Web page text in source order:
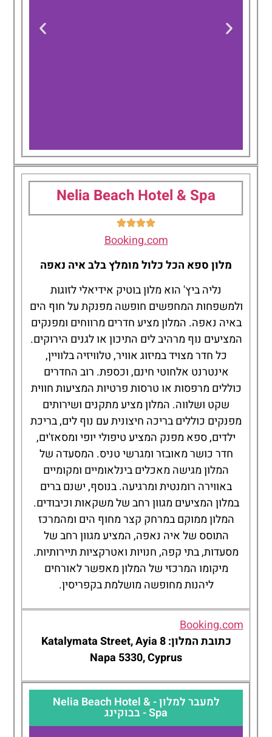
Nestor
Hotel
Nelia Beach Hotel & Spa
Booking.com
מלון ספא הכל כלול מומלץ בלב איה נאפה
נליה ביץ' הוא מלון בוטיק אידיאלי לזוגות
ולמשפחות המחפשים חופשה מפנקת על חוף הים
באיה נאפה. המלון מציע חדרים מרווחים ומפנקים
המציעים נוף מרהיב לים התיכון או לגנים הירוקים.
כל חדר מצויד במיזוג אוויר, טלוויזיה בלוויין,
אינטרנט אלחוטי חינם, וכספת. רוב החדרים
כוללים מרפסות או טרסות פרטיות המציעות חווית
שקט ושלווה. המלון מציע מתקנים ושירותים
מפנקים כוללים בריכה חיצונית עם נוף לים, בריכת
ילדים, ספא מפנק המציע טיפולי יופי ומסאז'ים,
חדר כושר מאובזר ומגרשי טניס. המסעדה של
המלון מגישה מאכלים בינלאומיים ומקומיים
באווירה רומנטית ומרגיעה. בנוסף, ישנם ברים
במלון המציעים מגוון רחב של משקאות וכיבודים.
המלון ממוקם במרחק קצר מחוף הים ומהמרכז
התוסס של איה נאפה, המציע מגוון רחב של
מסעדות, בתי קפה, חנויות ואטרקציות תיירותיות.
מיקומו המרכזי של המלון מאפשר לאורחים
ליהנות מחופשה מושלמת בקפריסין.
Booking.com
כתובת המלון: 8 Katalymata Street, Ayia
Napa 5330, Cyprus
למעבר למלון - Nelia Beach Hotel &
Spa - בבוקינג